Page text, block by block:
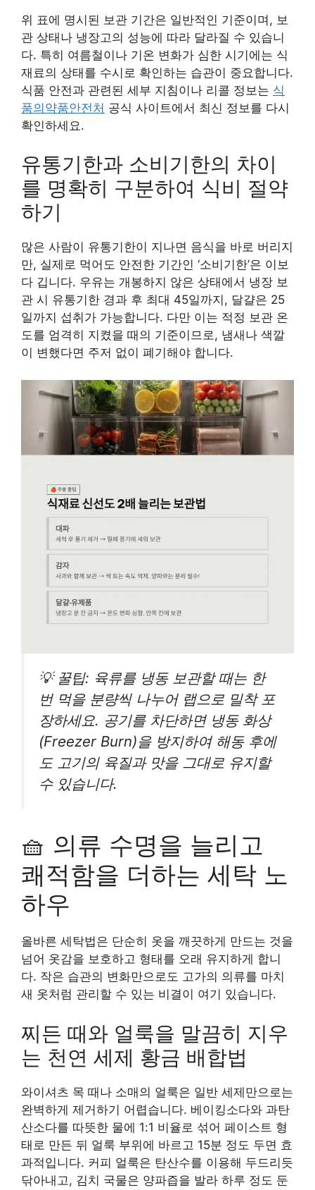
위 표에 명시된 보관 기간은 일반적인 기준이며, 보
관 상태나 냉장고의 성능에 따라 달라질 수 있습니
다. 특히 여름철이나 기온 변화가 심한 시기에는 식
재료의 상태를 수시로 확인하는 습관이 중요합니다.
식품 안전과 관련된 세부 지침이나 리콜 정보는 식
품의약품안전처 공식 사이트에서 최신 정보를 다시
확인하세요.
유통기한과 소비기한의 차이
를 명확히 구분하여 식비 절약
하기
많은 사람이 유통기한이 지나면 음식을 바로 버리지
만, 실제로 먹어도 안전한 기간인 ‘소비기한’은 이보
다 깁니다. 우유는 개봉하지 않은 상태에서 냉장 보
관 시 유통기한 경과 후 최대 45일까지, 달걀은 25
일까지 섭취가 가능합니다. 다만 이는 적정 보관 온
도를 엄격히 지켰을 때의 기준이므로, 냄새나 색깔
이 변했다면 주저 없이 폐기해야 합니다.
💡 꿀팁: 육류를 냉동 보관할 때는 한
번 먹을 분량씩 나누어 랩으로 밀착 포
장하세요. 공기를 차단하면 냉동 화상
(Freezer Burn)을 방지하여 해동 후에
도 고기의 육질과 맛을 그대로 유지할
수 있습니다.
🧺 의류 수명을 늘리고
쾌적함을 더하는 세탁 노
하우
올바른 세탁법은 단순히 옷을 깨끗하게 만드는 것을
넘어 옷감을 보호하고 형태를 오래 유지하게 합니
다. 작은 습관의 변화만으로도 고가의 의류를 마치
새 옷처럼 관리할 수 있는 비결이 여기 있습니다.
찌든 때와 얼룩을 말끔히 지우
는 천연 세제 황금 배합법
와이셔츠 목 때나 소매의 얼룩은 일반 세제만으로는
완벽하게 제거하기 어렵습니다. 베이킹소다와 과탄
산소다를 따뜻한 물에 1:1 비율로 섞어 페이스트 형
태로 만든 뒤 얼룩 부위에 바르고 15분 정도 두면 효
과적입니다. 커피 얼룩은 탄산수를 이용해 두드리듯
닦아내고, 김치 국물은 양파즙을 발라 하루 정도 둔